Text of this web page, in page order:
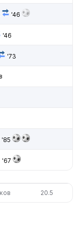
'46
'46
'73
'85
'67
20.5